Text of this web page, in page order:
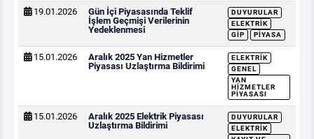
19.01.2026
Gün İçi Piyasasında Teklif
İşlem Geçmişi Verilerinin
Yedeklenmesi
DUYURULAR
ELEKTRIK
GİP
PIYASA
15.01.2026
Aralık 2025 Yan Hizmetler
Piyasası Uzlaştırma Bildirimi
ELEKTRIK
GENEL
YAN
HIZMETLER
PIYASASI
15.01.2026
Aralık 2025 Elektrik Piyasası
Uzlaştırma Bildirimi
DUYURULAR
ELEKTRIK